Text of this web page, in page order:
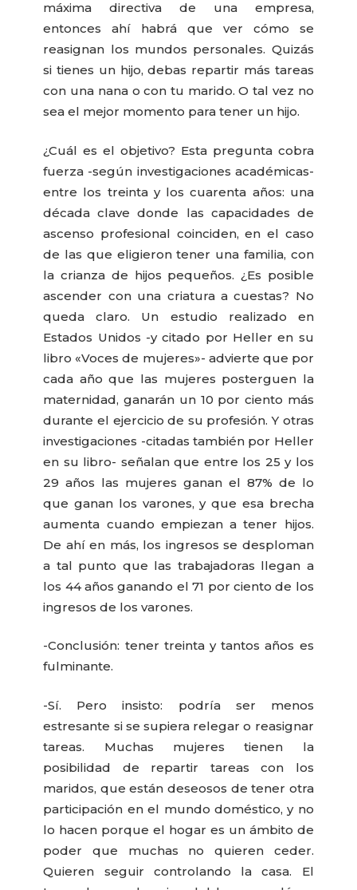
máxima directiva de una empresa,
entonces ahí habrá que ver cómo se
reasignan los mundos personales. Quizás
si tienes un hijo, debas repartir más tareas
con una nana o con tu marido. O tal vez no
sea el mejor momento para tener un hijo.
¿Cuál es el objetivo? Esta pregunta cobra
fuerza -según investigaciones académicas-
entre los treinta y los cuarenta años: una
década clave donde las capacidades de
ascenso profesional coinciden, en el caso
de las que eligieron tener una familia, con
la crianza de hijos pequeños. ¿Es posible
ascender con una criatura a cuestas? No
queda claro. Un estudio realizado en
Estados Unidos -y citado por Heller en su
libro «Voces de mujeres»- advierte que por
cada año que las mujeres posterguen la
maternidad, ganarán un 10 por ciento más
durante el ejercicio de su profesión. Y otras
investigaciones -citadas también por Heller
en su libro- señalan que entre los 25 y los
29 años las mujeres ganan el 87% de lo
que ganan los varones, y que esa brecha
aumenta cuando empiezan a tener hijos.
De ahí en más, los ingresos se desploman
a tal punto que las trabajadoras llegan a
los 44 años ganando el 71 por ciento de los
ingresos de los varones.
-Conclusión: tener treinta y tantos años es
fulminante.
-Sí. Pero insisto: podría ser menos
estresante si se supiera relegar o reasignar
tareas. Muchas mujeres tienen la
posibilidad de repartir tareas con los
maridos, que están deseosos de tener otra
participación en el mundo doméstico, y no
lo hacen porque el hogar es un ámbito de
poder que muchas no quieren ceder.
Quieren seguir controlando la casa. El